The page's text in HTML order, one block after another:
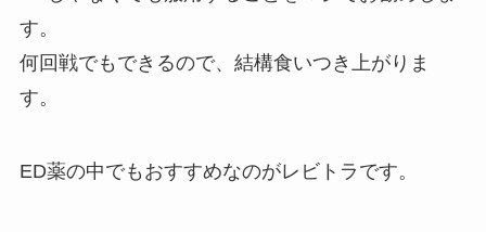
す。
何回戦でもできるので、結構食いつき上がりま
す。
ED薬の中でもおすすめなのがレビトラです。